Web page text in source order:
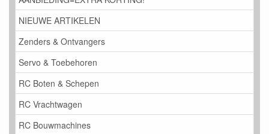
NIEUWE ARTIKELEN
Zenders & Ontvangers
Servo & Toebehoren
RC Boten & Schepen
RC Vrachtwagen
RC Bouwmachines